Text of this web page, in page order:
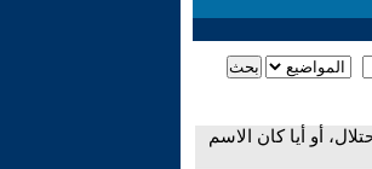
أو أيا كان الاسم